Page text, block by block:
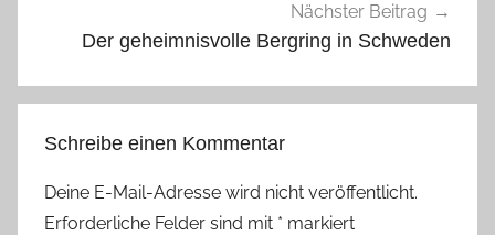
Nächster Beitrag
Der geheimnisvolle Bergring in Schweden
Schreibe einen Kommentar
Deine E-Mail-Adresse wird nicht veröffentlicht.
Erforderliche Felder sind mit * markiert